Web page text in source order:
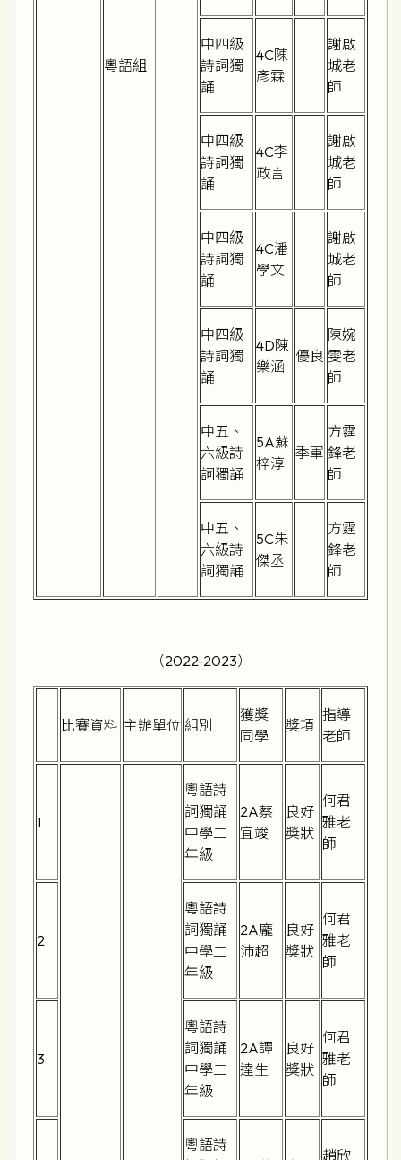
粵語組
中四級
詩詞獨
誦
4C陳
彥霖
謝啟
城老
師
中四級
詩詞獨
誦
4C李
政言
謝啟
城老
師
中四級
詩詞獨
誦
4C潘
學文
謝啟
城老
師
中四級
詩詞獨
誦
4D陳
樂涵
優良
陳婉
雯老
師
中五、
六級詩
詞獨誦
5A蘇
梓淳
季軍
方霆
鋒老
師
中五、
六級詩
詞獨誦
5C朱
傑丞
方霆
鋒老
師
（2022-2023）
比賽資料 主辦單位 組別
獲獎
同學
獎項
指導
老師
1
粵語詩
詞獨誦
中學二
年級
2A蔡
宜竣
良好
獎狀
何君
雅老
師
2
粵語詩
詞獨誦
中學二
年級
2A龐
沛超
良好
獎狀
何君
雅老
師
3
粵語詩
詞獨誦
中學二
年級
2A譚
達生
良好
獎狀
何君
雅老
師
粵語詩
趙欣